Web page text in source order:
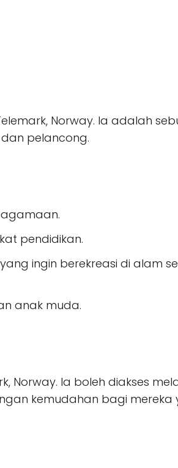
Norway. Ia adalah
pelancong.
pendidikan.
ingin berekreasi di alam
anak muda.
Norway. Ia boleh diakses
kemudahan bagi mereka